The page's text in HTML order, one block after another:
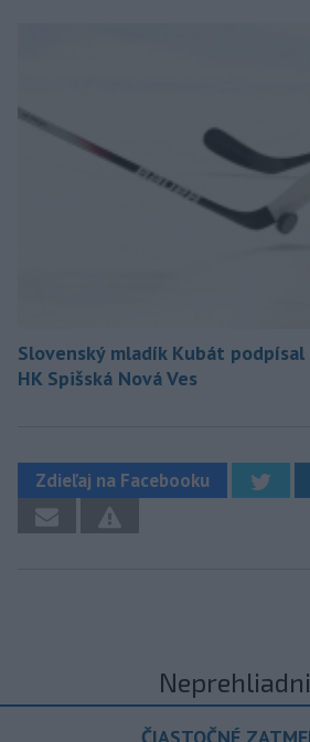
Slovenský mladík Kubát
HK Spišská Nová Ves
Zdieľaj na Facebooku